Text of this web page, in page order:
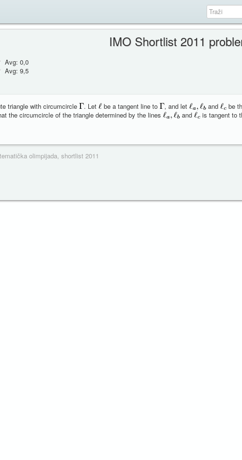
IMO Shortlist 2011
Avg: 0,0
Avg: 9,5
triangle with circumcircle . Let be a tangent line to , and let and be
the circumcircle of the triangle determined by the lines
and is tangent to
olimpijada, shortlist 2011